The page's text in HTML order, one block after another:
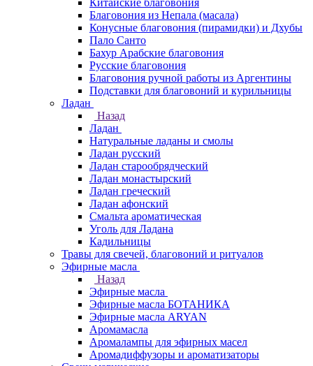
Китайские благовония
Благовония из Непала (масала)
Конусные благовония (пирамидки) и Дхубы
Пало Санто
Бахур Арабские благовония
Русские благовония
Благовония ручной работы из Аргентины
Подставки для благовоний и курильницы
Ладан
Назад
Ладан
Натуральные ладаны и смолы
Ладан русский
Ладан старообрядческий
Ладан монастырский
Ладан греческий
Ладан афонский
Смальта ароматическая
Уголь для Ладана
Кадильницы
Травы для свечей, благовоний и ритуалов
Эфирные масла
Назад
Эфирные масла
Эфирные масла БОТАНИКА
Эфирные масла ARYAN
Аромамасла
Аромалампы для эфирных масел
Аромадиффузоры и ароматизаторы